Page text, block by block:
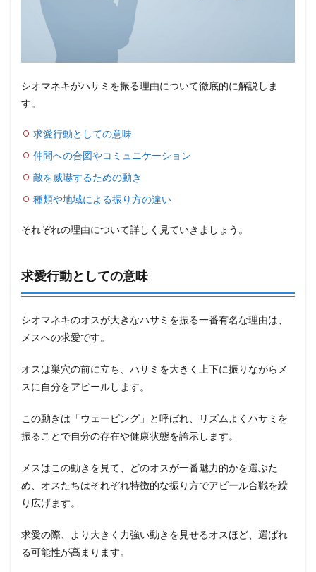
シオマネキがハサミを振る理由について徹底的に解説しま
す。
求愛行動としての意味
仲間への合図やコミュニケーション
敵を威嚇するための動き
種類や地域による振り方の違い
それぞれの理由について詳しく見ていきましょう。
求愛行動としての意味
シオマネキのオスが大きなハサミを振る一番有名な理由は、
メスへの求愛です。
オスは巣穴の前に立ち、ハサミを大きく上下に振りながらメ
スに自分をアピールします。
この動きは「ウェービング」と呼ばれ、リズムよくハサミを
振ることで自分の存在や健康状態を誇示します。
メスはこの動きを見て、どのオスが一番魅力的かを選ぶた
め、オスたちはそれぞれ特徴的な振り方でアピール合戦を繰
り広げます。
求愛の際、より大きく力強い動きを見せるオスほど、選ばれ
る可能性が高まります。